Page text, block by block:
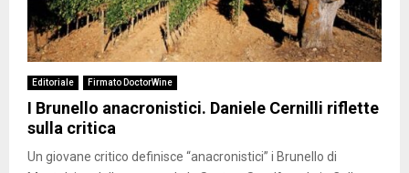
Editoriale Firmato DoctorWine
I Brunello anacronistici. Daniele Cernilli riflette
sulla critica
Un giovane critico definisce “anacronistici” i Brunello di